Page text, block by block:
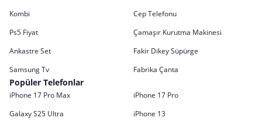
Kombi
Cep Telefonu
Ps5 Fiyat
Çamaşır Kurutma Makinesi
Ankastre Set
Fakir Dikey Süpürge
Samsung Tv
Fabrika Çanta
Popüler Telefonlar
iPhone 17 Pro Max
iPhone 17 Pro
Galaxy S25 Ultra
iPhone 13